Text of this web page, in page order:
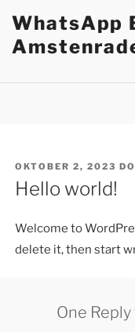
WhatsApp
OKTOBER 2, 2023
Hello world!
Welcome to
delete it, then start
One